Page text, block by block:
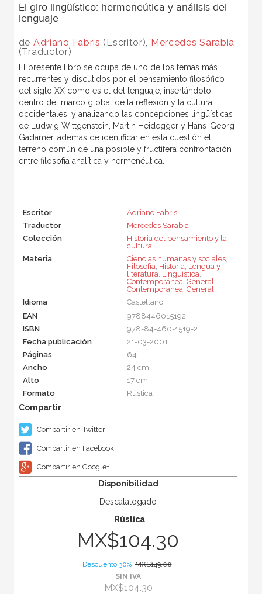
El giro lingüístico: hermeneútica y análisis del
lenguaje
de Adriano Fabris (Escritor), Mercedes Sarabia
(Traductor)
El presente libro se ocupa de uno de los temas más
recurrentes y discutidos por el pensamiento filosófico
del siglo XX como es el del lenguaje, insertándolo
dentro del marco global de la reflexión y la cultura
occidentales, y analizando las concepciones lingüísticas
de Ludwig Wittgenstein, Martin Heidegger y Hans-Georg
Gadamer, además de identificar en esta cuestión el
terreno común de una posible y fructífera confrontación
entre filosofía analítica y hermenéutica.
Escritor
Adriano Fabris
Traductor
Mercedes Sarabia
Colección
Historia del pensamiento y la
cultura
Materia
Ciencias humanas y sociales,
Filosofía, Historia, Lengua y
literatura, Lingüística,
Contemporánea, General,
Contemporánea, General
Idioma
Castellano
EAN
9788446015192
ISBN
978-84-460-1519-2
Fecha publicación
21-03-2001
Páginas
64
Ancho
24 cm
Alto
17 cm
Formato
Rústica
Compartir en Twitter
Compartir en Facebook
Compartir en Google+
Disponibilidad
Descatalogado
Rústica
MX$104.30
Descuento 30% MX$149.00
SIN IVA
MX$104.30